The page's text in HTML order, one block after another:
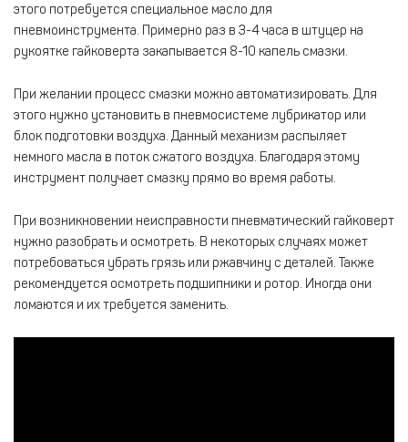
этого потребуется специальное масло для
пневмоинструмента. Примерно раз в 3-4 часа в штуцер на
рукоятке гайковерта закапывается 8-10 капель смазки.
При желании процесс смазки можно автоматизировать. Для
этого нужно установить в пневмосистеме лубрикатор или
блок подготовки воздуха. Данный механизм распыляет
немного масла в поток сжатого воздуха. Благодаря этому
инструмент получает смазку прямо во время работы.
При возникновении неисправности пневматический гайковерт
нужно разобрать и осмотреть. В некоторых случаях может
потребоваться убрать грязь или ржавчину с деталей. Также
рекомендуется осмотреть подшипники и ротор. Иногда они
ломаются и их требуется заменить.